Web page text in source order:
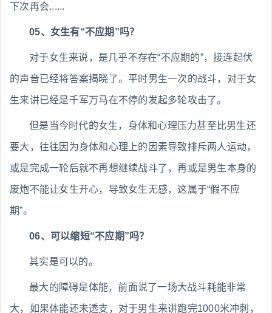
下次再会......
05、女生有“不应期”吗？
对于女生来说，是几乎不存在“不应期的”，接连起伏
的声音已经将答案揭晓了。平时男生一次的战斗，对于女
生来讲已经是千军万马在不停的发起多轮攻击了。
但是当今时代的女生，身体和心理压力甚至比男生还
要大，往往因为身体和心理上的因素导致排斥两人运动，
或是完成一轮后就不再想继续战斗了，再或是男生本身的
废炮不能让女生开心，导致女生无感，这属于“假不应
期”。
06、可以缩短“不应期”吗？
其实是可以的。
最大的障碍是体能，前面说了一场大战斗耗能非常
大，如果体能还未透支，对于男生来讲跑完1000米冲刺，